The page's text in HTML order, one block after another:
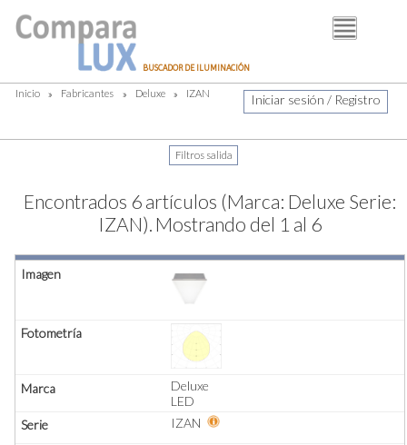
BUSCADOR DE ILUMINACIÓNBUSCADOR
FABRICANTES
DISTRIBUIDORES
PIM
LUMINOTECNIA
BLOG
Inicio » Fabricantes » Deluxe » IZAN Iniciar sesión / Registro
Encontrados 6 artículos (Marca: Deluxe Serie:
IZAN). Mostrando del 1 al 6
Deluxe
LED
IZAN